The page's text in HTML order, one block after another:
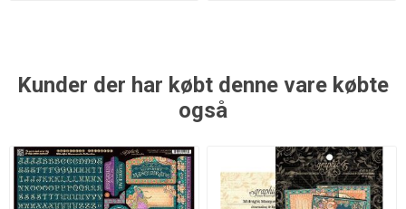
Kunder der har købt denne vare købte
også